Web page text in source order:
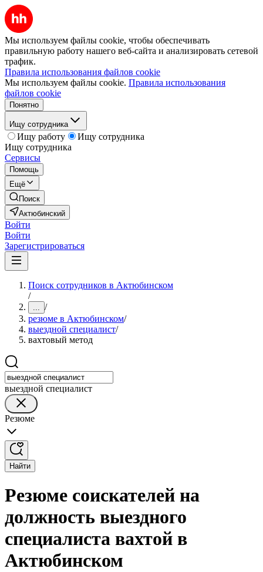
Мы используем файлы cookie, чтобы обеспечивать
правильную работу нашего веб-сайта и анализировать сетевой
трафик.
Правила использования файлов cookie
Мы используем файлы cookie. Правила использования
файлов cookie
Понятно
Ищу сотрудника
Ищу работу
Ищу сотрудника
Ищу сотрудника
Сервисы
Помощь
Ещё
Поиск
Актюбинский
Войти
Войти
Зарегистрироваться
Поиск сотрудников в Актюбинском
/
... /
резюме в Актюбинском/
выездной специалист/
вахтовый метод
выездной специалист
Резюме
Найти
Резюме соискателей на
должность выездного
специалиста вахтой в
Актюбинском